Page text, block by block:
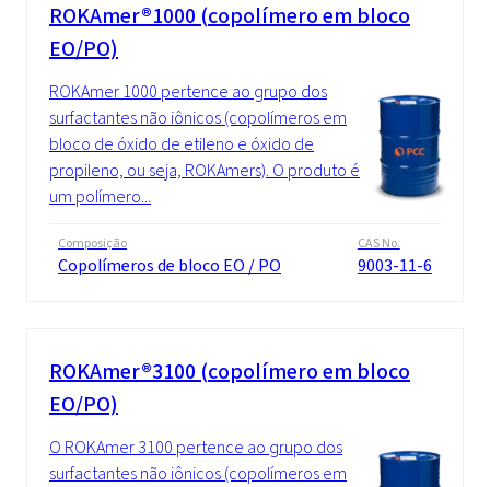
ROKAmer®1000 (copolímero em bloco
EO/PO)
ROKAmer 1000 pertence ao grupo dos
surfactantes não iônicos (copolímeros em
bloco de óxido de etileno e óxido de
propileno, ou seja, ROKAmers). O produto é
um polímero...
Composição
Copolímeros de bloco EO / PO
CAS No.
9003-11-6
ROKAmer®3100 (copolímero em bloco
EO/PO)
O ROKAmer 3100 pertence ao grupo dos
surfactantes não iônicos (copolímeros em